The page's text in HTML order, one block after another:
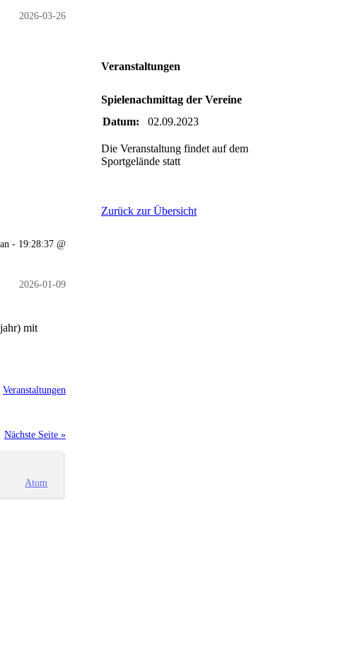
2026-03-26
- 19:28:37 @
2026-01-09
mit
Veranstaltungen
Nächste Seite »
Atom
Veranstaltungen
Spielenachmittag der Vereine
Datum:
02.09.2023
Die Veranstaltung findet auf dem
Sportgelände statt
Zurück zur Übersicht